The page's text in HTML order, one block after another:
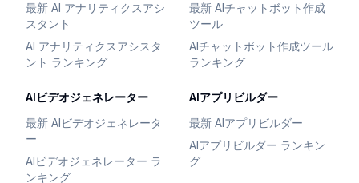
最新 AI アナリティクスアシ
スタント
AI アナリティクスアシスタ
ント ランキング
最新 AIチャットボット作成
ツール
AIチャットボット作成ツール
ランキング
AIビデオジェネレーター
最新 AIビデオジェネレータ
ー
AIビデオジェネレーター ラ
ンキング
AIアプリビルダー
最新 AIアプリビルダー
AIアプリビルダー ランキン
グ